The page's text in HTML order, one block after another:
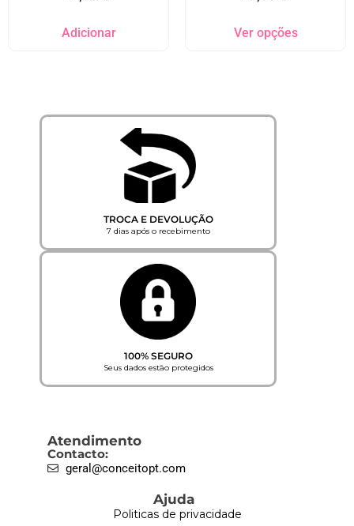
Adicionar Ver opções
TROCA E DEVOLUÇÃO
7 dias após o recebimento
100% SEGURO
Seus dados estão protegidos
Atendimento
Contacto:
geral@conceitopt.com
Ajuda
Politicas de privacidade